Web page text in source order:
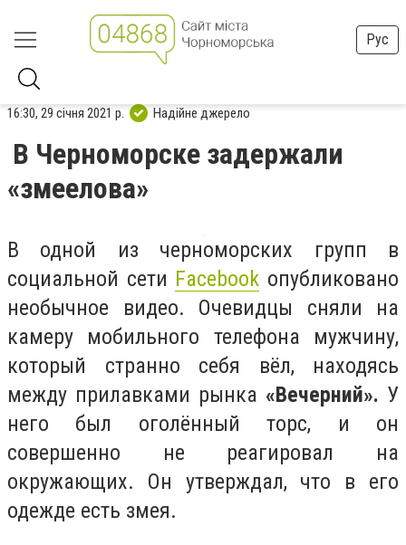
Рус
16:30, 29 січня 2021 р. Надійне джерело
В Черноморске задержали
«змеелова»
В одной из черноморских групп в
социальной сети Facebook опубликовано
необычное видео. Очевидцы сняли на
камеру мобильного телефона мужчину,
который странно себя вёл, находясь
между прилавками рынка «Вечерний». У
него был оголённый торс, и он
совершенно не реагировал на
окружающих. Он утверждал, что в его
одежде есть змея.